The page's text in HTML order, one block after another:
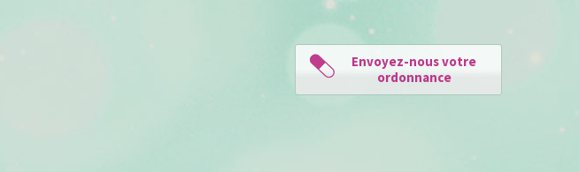
Envoyez-nous votre
ordonnance